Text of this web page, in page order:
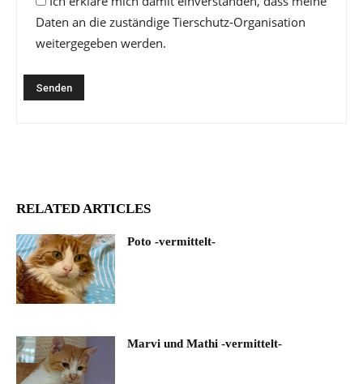
Daten an die zuständige Tierschutz-Organisation
weitergegeben werden.
RELATED ARTICLES
Poto -vermittelt-
Marvi und Mathi -vermittelt-